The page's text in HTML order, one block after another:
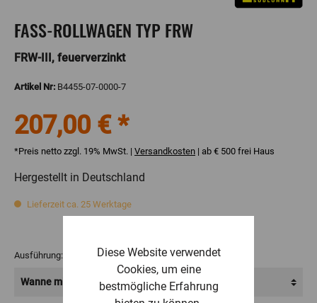
FASS-ROLLWAGEN TYP FRW
FRW-III, feuerverzinkt
Artikel Nr: B4455-07-0000-7
207,00 € *
*Preis netto zzgl. 19% MwSt. | Versandkosten | ab € 500 frei Haus
Hergestellt in Deutschland
Lieferzeit ca. 25 Werktage
Ausführung:
Diese Website verwendet
Cookies, um eine
bestmögliche Erfahrung